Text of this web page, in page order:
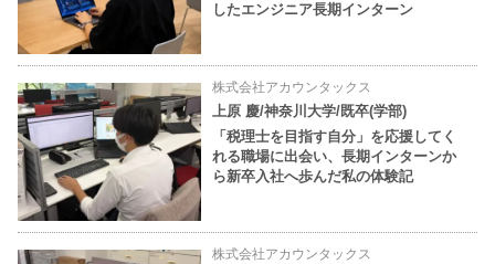
したエンジニア長期インターン
株式会社アカウンタックス
上原 慶/神奈川大学/既卒(学部)
「税理士を目指す自分」を応援してく
れる職場に出会い、長期インターンか
ら新卒入社へ歩んだ私の体験記
株式会社アカウンタックス